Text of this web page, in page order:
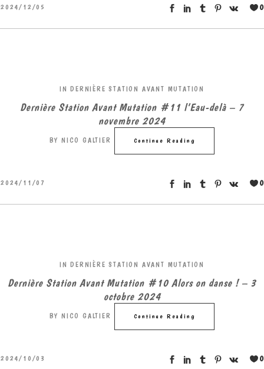
2024/12/05 0
IN DERNIÈRE STATION AVANT MUTATION
Dernière Station Avant Mutation #11 l’Eau-delà – 7
novembre 2024
BY NICO GALTIER Continue Reading
2024/11/07 0
IN DERNIÈRE STATION AVANT MUTATION
Dernière Station Avant Mutation #10 Alors on danse ! – 3
octobre 2024
BY NICO GALTIER Continue Reading
2024/10/03 0